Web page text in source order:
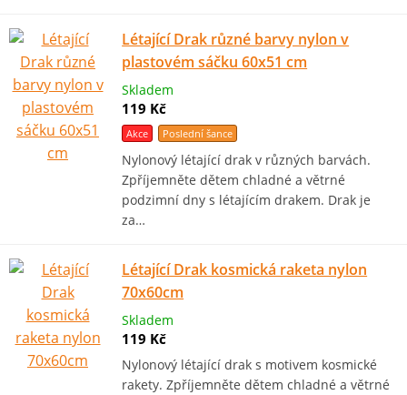
Létající Drak různé barvy nylon v
plastovém sáčku 60x51 cm
Skladem
119 Kč
Akce Poslední šance
Nylonový létající drak v různých barvách.
Zpříjemněte dětem chladné a větrné
podzimní dny s létajícím drakem. Drak je
za…
Létající Drak kosmická raketa nylon
70x60cm
Skladem
119 Kč
Nylonový létající drak s motivem kosmické
rakety. Zpříjemněte dětem chladné a větrné